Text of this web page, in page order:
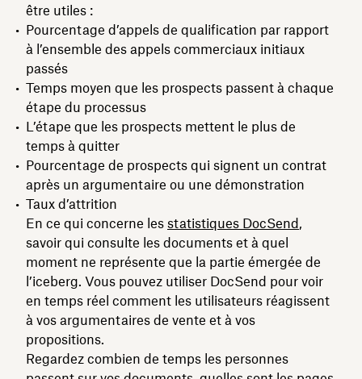
être utiles :
Pourcentage d’appels de qualification par rapport
à l’ensemble des appels commerciaux initiaux
passés
Temps moyen que les prospects passent à chaque
étape du processus
L’étape que les prospects mettent le plus de
temps à quitter
Pourcentage de prospects qui signent un contrat
après un argumentaire ou une démonstration
Taux d’attrition
En ce qui concerne les statistiques DocSend,
savoir qui consulte les documents et à quel
moment ne représente que la partie émergée de
l’iceberg. Vous pouvez utiliser DocSend pour voir
en temps réel comment les utilisateurs réagissent
à vos argumentaires de vente et à vos
propositions.
Regardez combien de temps les personnes